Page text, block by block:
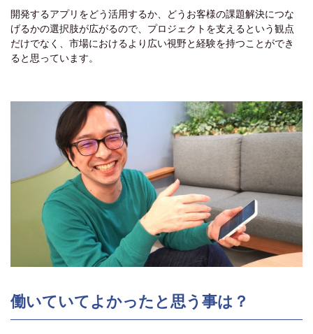
開発するアプリをどう活用するか、どうお客様の課題解決につな
げるかの選択肢が広がるので、プロジェクトを支えるという観点
だけでなく、市場におけるより広い視野と経験を持つことができ
ると思っています。
働いていてよかったと思う事は？